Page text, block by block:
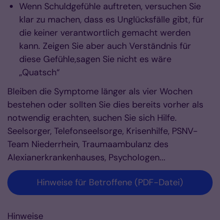
Wenn Schuldgefühle auftreten, versuchen Sie
klar zu machen, dass es Unglücksfälle gibt, für
die keiner verantwortlich gemacht werden
kann. Zeigen Sie aber auch Verständnis für
diese Gefühle,sagen Sie nicht es wäre
„Quatsch“
Bleiben die Symptome länger als vier Wochen
bestehen oder sollten Sie dies bereits vorher als
notwendig erachten, suchen Sie sich Hilfe.
Seelsorger, Telefonseelsorge, Krisenhilfe, PSNV-
Team Niederrhein, Traumaambulanz des
Alexianerkrankenhauses, Psychologen...
Hinweise für Betroffene (PDF-Datei)
Hinweise